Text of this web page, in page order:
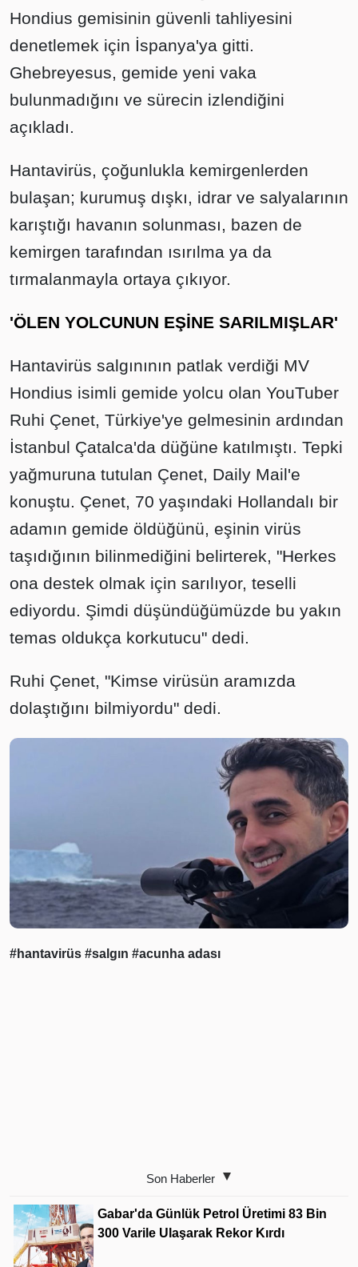
Hondius gemisinin güvenli tahliyesini
denetlemek için İspanya'ya gitti.
Ghebreyesus, gemide yeni vaka
bulunmadığını ve sürecin izlendiğini
açıkladı.
Hantavirüs, çoğunlukla kemirgenlerden
bulaşan; kurumuş dışkı, idrar ve salyalarının
karıştığı havanın solunması, bazen de
kemirgen tarafından ısırılma ya da
tırmalanmayla ortaya çıkıyor.
'ÖLEN YOLCUNUN EŞİNE SARILMIŞLAR'
Hantavirüs salgınının patlak verdiği MV
Hondius isimli gemide yolcu olan YouTuber
Ruhi Çenet, Türkiye'ye gelmesinin ardından
İstanbul Çatalca'da düğüne katılmıştı. Tepki
yağmuruna tutulan Çenet, Daily Mail'e
konuştu. Çenet, 70 yaşındaki Hollandalı bir
adamın gemide öldüğünü, eşinin virüs
taşıdığının bilinmediğini belirterek, "Herkes
ona destek olmak için sarılıyor, teselli
ediyordu. Şimdi düşündüğümüzde bu yakın
temas oldukça korkutucu" dedi.
Ruhi Çenet, "Kimse virüsün aramızda
dolaştığını bilmiyordu" dedi.
#hantavirüs #salgın #acunha adası
Son Haberler
Gabar'da Günlük Petrol Üretimi 83 Bin
300 Varile Ulaşarak Rekor Kırdı